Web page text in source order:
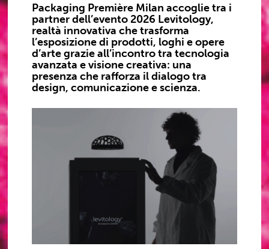
Packaging Première Milan accoglie tra i
partner dell’evento 2026 Levitology,
realtà innovativa che trasforma
l’esposizione di prodotti, loghi e opere
d’arte grazie all’incontro tra tecnologia
avanzata e visione creativa: una
presenza che rafforza il dialogo tra
design, comunicazione e scienza.